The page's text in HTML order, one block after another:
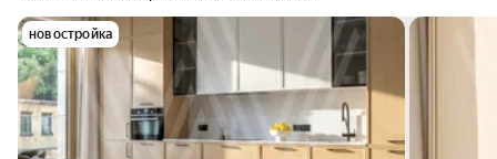
новостройка